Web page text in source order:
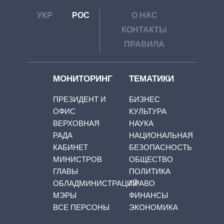
УКР РОС
О НАС
КОНТАКТЫ
ПРАВИЛА
МОНИТОРИНГ
ПРЕЗИДЕНТ И
ОФИС
ВЕРХОВНАЯ
РАДА
КАБИНЕТ
МИНИСТРОВ
ГЛАВЫ
ОБЛАДМИНИСТРАЦИЙ
МЭРЫ
ВСЕ ПЕРСОНЫ
ТЕМАТИКИ
БИЗНЕС
КУЛЬТУРА
НАУКА
НАЦИОНАЛЬНАЯ
БЕЗОПАСНОСТЬ
ОБЩЕСТВО
ПОЛИТИКА
ПРАВО
ФИНАНСЫ
ЭКОНОМИКА